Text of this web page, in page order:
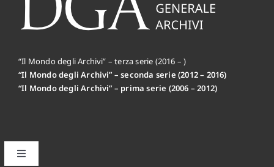
“Il Mondo degli Archivi” – terza serie (2016 – )
“Il Mondo degli Archivi” – seconda serie (2012 – 2016)
“Il Mondo degli Archivi” – prima serie (2006 – 2012)
Toggle